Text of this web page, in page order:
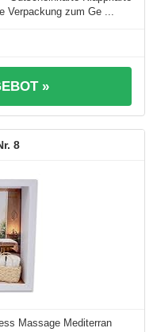
Verpackung zum Ge ...
»
8
Massage Mediterran